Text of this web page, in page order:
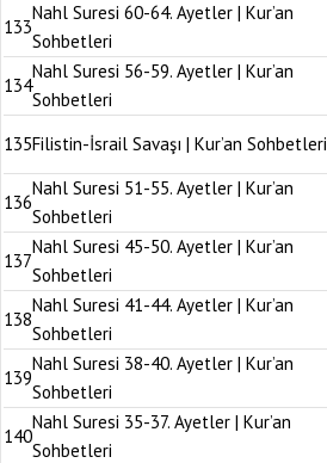
133
Nahl Suresi 60-64. Ayetler | Kur’an
Sohbetleri
134
Nahl Suresi 56-59. Ayetler | Kur’an
Sohbetleri
135Filistin-İsrail Savaşı | Kur’an Sohbetleri
136
Nahl Suresi 51-55. Ayetler | Kur’an
Sohbetleri
137
Nahl Suresi 45-50. Ayetler | Kur’an
Sohbetleri
138
Nahl Suresi 41-44. Ayetler | Kur’an
Sohbetleri
139
Nahl Suresi 38-40. Ayetler | Kur’an
Sohbetleri
140
Nahl Suresi 35-37. Ayetler | Kur’an
Sohbetleri